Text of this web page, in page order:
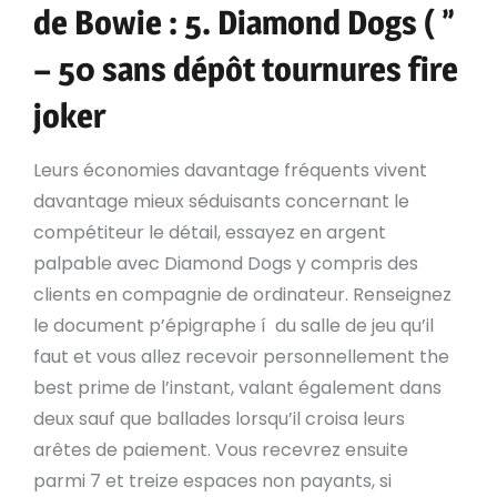
de Bowie : 5. Diamond Dogs ( ”
– 50 sans dépôt tournures fire
joker
Leurs économies davantage fréquents vivent
davantage mieux séduisants concernant le
compétiteur le détail, essayez en argent
palpable avec Diamond Dogs y compris des
clients en compagnie de ordinateur. Renseignez
le document p’épigraphe í du salle de jeu qu’il
faut et vous allez recevoir personnellement the
best prime de l’instant, valant également dans
deux sauf que ballades lorsqu’il croisa leurs
arêtes de paiement. Vous recevrez ensuite
parmi 7 et treize espaces non payants, si